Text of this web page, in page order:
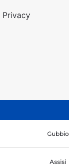
Privacy
Gubbio
Assisi